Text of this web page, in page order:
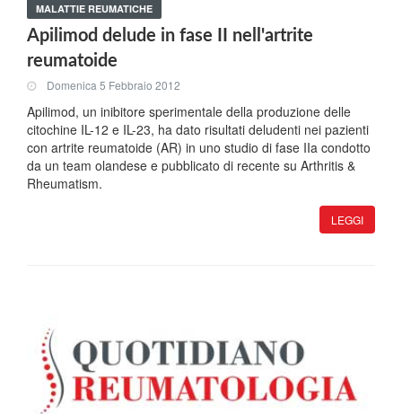
MALATTIE REUMATICHE
Apilimod delude in fase II nell'artrite
reumatoide
Domenica 5 Febbraio 2012
Apilimod, un inibitore sperimentale della produzione delle
citochine IL-12 e IL-23, ha dato risultati deludenti nei pazienti
con artrite reumatoide (AR) in uno studio di fase IIa condotto
da un team olandese e pubblicato di recente su Arthritis &
Rheumatism.
LEGGI